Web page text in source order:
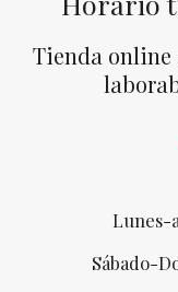
Tienda online
Lunes-
Sábado-